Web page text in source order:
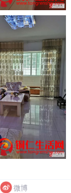
微博